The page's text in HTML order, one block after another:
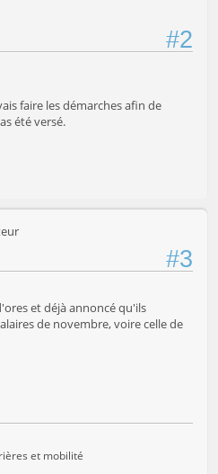
#2
faire les démarches afin de
été versé.
#3
et déjà annoncé qu'ils
de novembre, voire celle de
et mobilité